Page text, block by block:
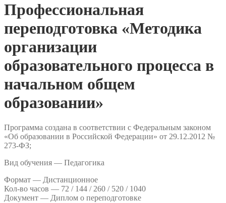
Профессиональная
переподготовка «Методика
организации
образовательного процесса в
начальном общем
образовании»
Программа создана в соответствии с Федеральным законом
«Об образовании в Российской Федерации» от 29.12.2012 №
273-ФЗ;
Вид обучения — Педагогика
Формат — Дистанционное
Кол-во часов — 72 / 144 / 260 / 520 / 1040
Документ — Диплом о переподготовке